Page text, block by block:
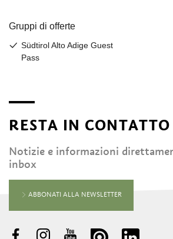
RESTA IN
Notizie e informazioni
inbox
ABBONATI ALLA NEWSLETTER